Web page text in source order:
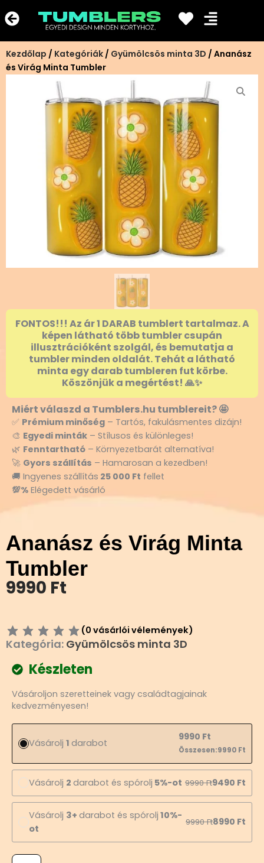
a
tartalomra
Kezdőlap / Kategóriák / Gyümölcsös minta 3D / Ananász
és Virág Minta Tumbler
FONTOS!!! Az ár 1 DARAB tumblert tartalmaz. A
képen látható több tumbler csupán
illusztrációként szolgál, és bemutatja a
tumbler minden oldalát. Tehát a látható
minta egy darab tumbleren fut körbe.
Köszönjük a megértést! 🙏✨
Miért válaszd a Tumblers.hu tumblereit? 🤩
✅ Prémium minőség – Tartós, fakulásmentes dizájn!
🎨 Egyedi minták – Stílusos és különleges!
🌿 Fenntartható – Környezetbarát alternatíva!
🚀 Gyors szállítás – Hamarosan a kezedben!
🚚 Ingyenes szállítás 25 000 Ft fellet
💯% Elégedett vásárló
Ananász és Virág Minta
Tumbler
9990 Ft
(0 vásárlói vélemények)
Kategória: Gyümölcsös minta 3D
Készleten
Vásároljon szeretteinek vagy családtagjainak
kedvezményesen!
Vásárolj 1 darabot
9990 Ft
Összesen:9990 Ft
Vásárolj 2 darabot és spórolj 5%-ot 9990Ft9490 Ft
Vásárolj 3+ darabot és spórolj 10%-
ot
9990Ft8990 Ft
és
Virág
Minta
Tumbler
mennyiség